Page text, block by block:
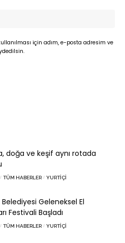
için adım, e-posta adresim ve
doğa ve keşif aynı rotada
TÜM HABERLER YURTIÇI
Geleneksel El
Festivali Başladı
TÜM HABERLER YURTIÇI